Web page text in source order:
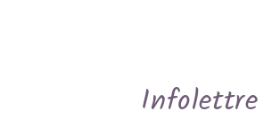
Infolettre